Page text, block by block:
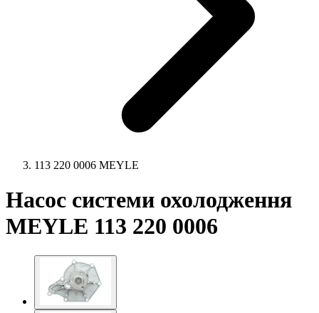
113 220 0006 MEYLE
Насос системи охолодження
MEYLE 113 220 0006